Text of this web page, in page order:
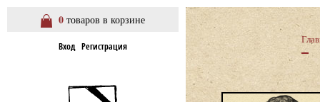
0 товаров в корзине
Вход Регистрация